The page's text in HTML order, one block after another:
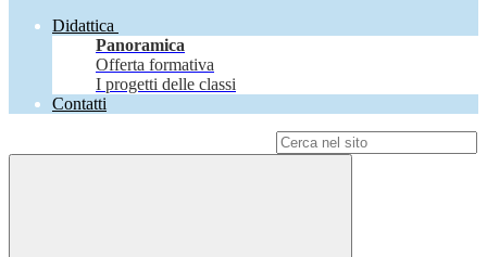
Didattica
Panoramica
Offerta formativa
I progetti delle classi
Contatti